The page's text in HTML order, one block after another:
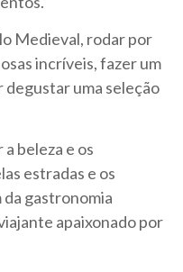
Medieval, rodar por
incríveis, fazer um
uma seleção
beleza e os
estradas e os
da gastronomia
apaixonado por